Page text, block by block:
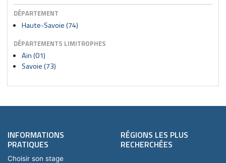
DÉPARTEMENT
Haute-Savoie (74)
DÉPARTEMENTS LIMITROPHES
Ain (01)
Savoie (73)
INFORMATIONS
PRATIQUES
Choisir son stage
RÉGIONS LES PLUS
RECHERCHÉES